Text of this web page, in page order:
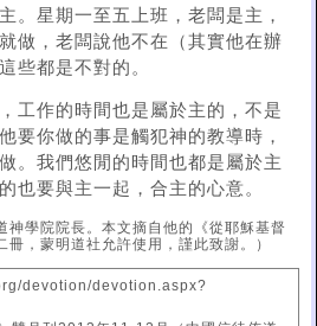
。星期一至五上班，老闆是主，
做，老闆說他不在（其實他在辦
些都是不對的。
工作的時間也是屬於主的，不是
要你做的事是觸犯神的教導時，
。我們悠閒的時間也都是屬於主
也要與主一起，合主的心意。
神學院院長。本文摘自他的《從耶穌基督
，蒙明道社允許使用，謹此致謝。）
devotion/devotion.aspx?